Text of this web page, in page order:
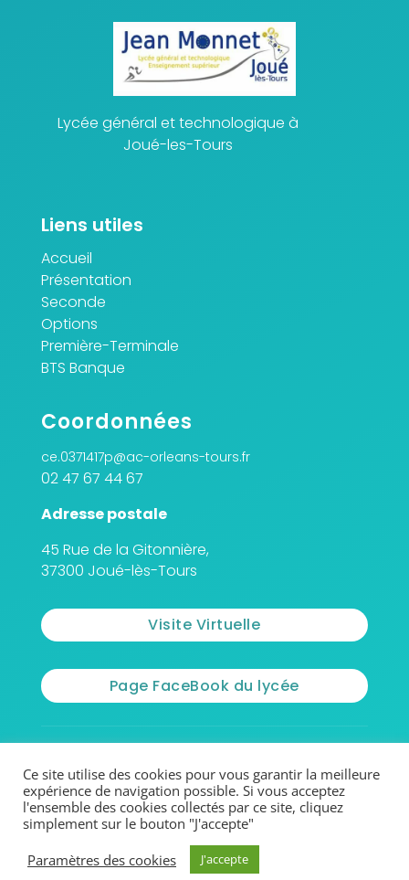
Lycée général et technologique à
Joué-les-Tours
Liens utiles
Accueil
Présentation
Seconde
Options
Première-Terminale
BTS Banque
Coordonnées
ce.0371417p@ac-orleans-tours.fr
02 47 67 44 67
Adresse postale
45 Rue de la Gitonnière,
37300 Joué-lès-Tours
Visite Virtuelle
Page FaceBook du lycée
Mentions légales
Politique de confidentialité
Ce site utilise des cookies pour vous garantir la meilleure
expérience de navigation possible. Si vous acceptez
l'ensemble des cookies collectés par ce site, cliquez
simplement sur le bouton "J'accepte"
Paramètres des cookies
J'accepte